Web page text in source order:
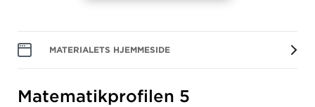
MATERIALETS HJEMMESIDE
Matematikprofilen 5